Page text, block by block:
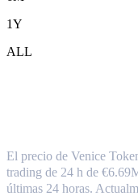
1Y
ALL
El precio de Venice
trading de 24 h de
últimas 24 horas.